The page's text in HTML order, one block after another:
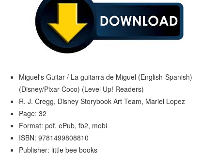
Miguel's Guitar / La guitarra de Miguel (English-Spanish)
(Disney/Pixar Coco) (Level Up! Readers)
R. J. Cregg, Disney Storybook Art Team, Mariel Lopez
Page: 32
Format: pdf, ePub, fb2, mobi
ISBN: 9781499808810
Publisher: little bee books